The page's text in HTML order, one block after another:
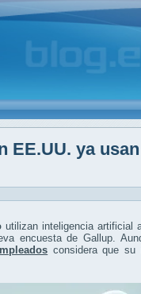
EE.UU. ya
utilizan inteligencia artificial
encuesta de Gallup.
considera que su